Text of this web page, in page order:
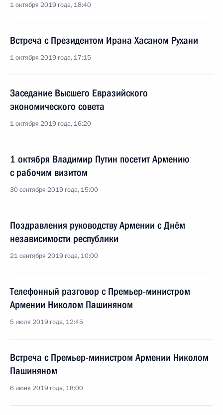
1 октября 2019 года, 18:40
Встреча с Президентом Ирана Хасаном Рухани
1 октября 2019 года, 17:15
Заседание Высшего Евразийского
экономического совета
1 октября 2019 года, 16:20
1 октября Владимир Путин посетит Армению
с рабочим визитом
30 сентября 2019 года, 15:00
Поздравления руководству Армении с Днём
независимости республики
21 сентября 2019 года, 10:00
Телефонный разговор с Премьер-министром
Армении Николом Пашиняном
5 июля 2019 года, 12:45
Встреча с Премьер-министром Армении Николом
Пашиняном
6 июня 2019 года, 18:00